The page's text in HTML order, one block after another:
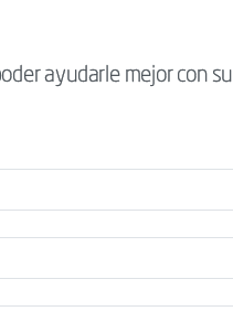
ayudarle mejor con su